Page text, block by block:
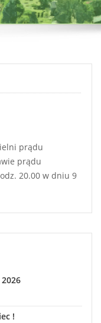
prądu
prądu
20.00 w dniu 9
!